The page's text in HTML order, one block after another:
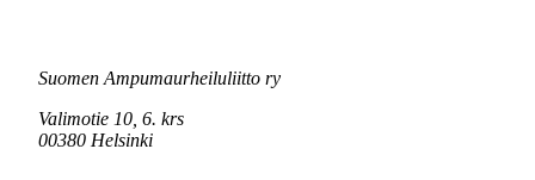
Suomen Ampumaurheiluliitto ry
Valimotie 10, 6. krs
00380 Helsinki